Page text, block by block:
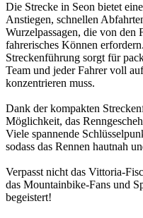
Die Strecke in Seon bietet
Anstiegen, schnellen
Wurzelpassagen, die von den
fahrerisches Können
Streckenführung sorgt für
Team und jeder Fahrer voll
konzentrieren muss.
Dank der kompakten
Möglichkeit, das
Viele spannende
sodass das Rennen hautnah
Verpasst nicht das Vittoria-
das Mountainbike-Fans und
begeistert!